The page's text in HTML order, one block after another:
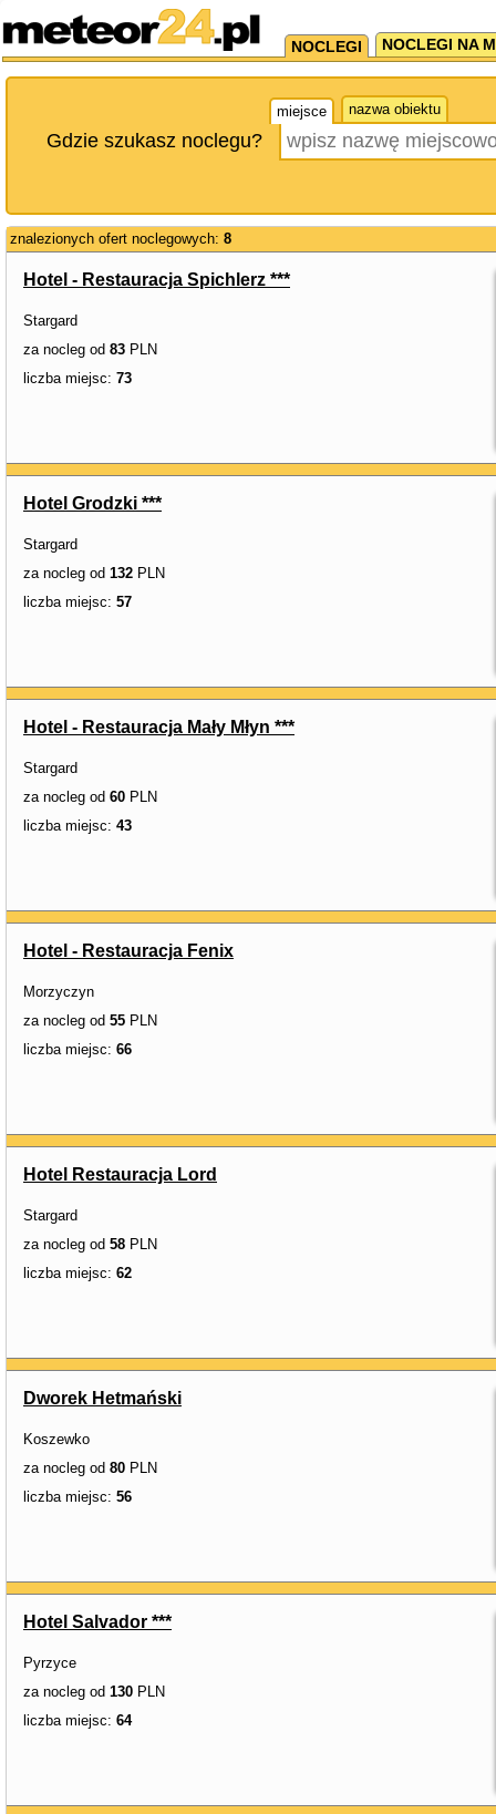
NOCLEGI NOCLEGI NA
miejsce nazwa obiektu
Gdzie szukasz noclegu?
znalezionych ofert noclegowych: 8
Hotel - Restauracja Spichlerz ***
Stargard
za nocleg od 83 PLN
liczba miejsc: 73
Hotel Grodzki ***
Stargard
za nocleg od 132 PLN
liczba miejsc: 57
Hotel - Restauracja Mały Młyn ***
Stargard
za nocleg od 60 PLN
liczba miejsc: 43
Hotel - Restauracja Fenix
Morzyczyn
za nocleg od 55 PLN
liczba miejsc: 66
Hotel Restauracja Lord
Stargard
za nocleg od 58 PLN
liczba miejsc: 62
Dworek Hetmański
Koszewko
za nocleg od 80 PLN
liczba miejsc: 56
Hotel Salvador ***
Pyrzyce
za nocleg od 130 PLN
liczba miejsc: 64